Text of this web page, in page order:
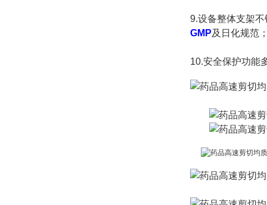
9.设备整体支架
GMP及日化规范
10.安全保护功能